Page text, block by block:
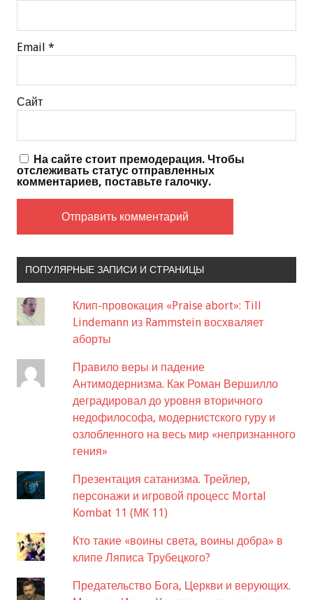
Email *
Сайт
На сайте стоит премодерация. Чтобы
отслеживать статус отправленных
комментариев, поставьте галочку.
ПОПУЛЯРНЫЕ ЗАПИСИ И СТРАНИЦЫ
Клип-провокация «Praise abort»: Till
Lindemann из Rammstein восхваляет
аборты
Правило веры и падение
Антимодернизма. Как Роман Вершилло
деградировал до уровня вторичного
недофилософа, модернистского гуру и
озлобленного на весь мир «непризнанного
гения»
Презентация сатанизма. Трейлер,
персонажи и игровой процесс Mortal
Kombat 11 (МК 11)
Кто такие «воины света, воины добра» в
клипе Ляписа Трубецкого?
Предательство Бога, Церкви и верующих.